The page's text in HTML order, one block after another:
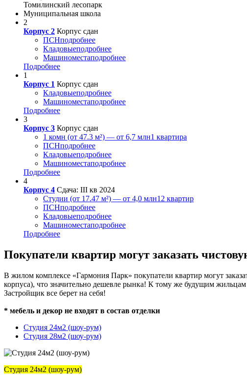
Томилинский лесопарк
Муниципальная школа
2
Корпус 2 Корпус сдан
ПСНподробнее
Кладовыеподробнее
Машиноместаподробнее
Подробнее
1
Корпус 1 Корпус сдан
Кладовыеподробнее
Машиноместаподробнее
Подробнее
3
Корпус 3 Корпус сдан
1 комн (от 47.3 м²) — от 6,7 млн1 квартира
ПСНподробнее
Кладовыеподробнее
Машиноместаподробнее
Подробнее
4
Корпус 4 Сдача: III кв 2024
Студии (от 17.47 м²) — от 4,0 млн12 квартир
ПСНподробнее
Кладовыеподробнее
Машиноместаподробнее
Подробнее
Покупатели квартир могут заказать
В жилом комплексе «Гармония Парк» покупатели квартир могут
корпуса), что значительно дешевле рынка! К тому же будущим
Застройщик все берет на себя!
* мебель и декор не входят в состав отделки
Студия 24м2 (шоу-рум)
Студия 28м2 (шоу-рум)
Студия 24м2 (шоу-рум)